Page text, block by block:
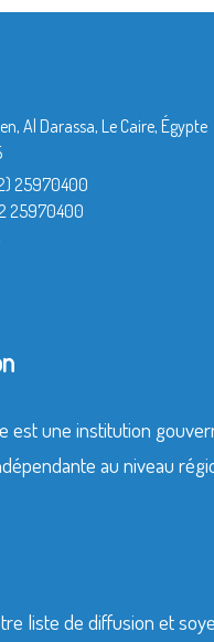
Al Darassa, Le Caire, Égypte
25970400
25970400
est une institution
au niveau
liste de diffusion et